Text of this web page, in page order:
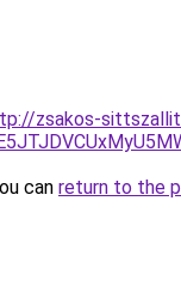
zsakos-
can return to the